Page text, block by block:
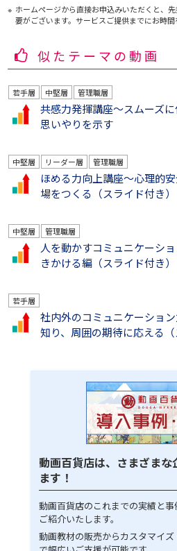
ホームページから直接お申込みいただくと、
要がございます。サービスご提供までにお時
似たテーマの動画
若手層 中堅層 管理職層
共感力発揮講座～スムーズ
思いやりを示す
中堅層 リーダー層 管理職層
ほめる力向上講座～心理的
場をつくる（スライド付き）
中堅層 管理職層
人を動かすコミュニケーシ
きかける編（スライド付き）
若手層
社内外のコミュニケーショ
知り、周囲の期待に応える（
動画百貨店は、さまざまな
ます！
動画百貨店のこれまでの実績と
ご紹介いたします。
動画教材の販売からカスタマイ